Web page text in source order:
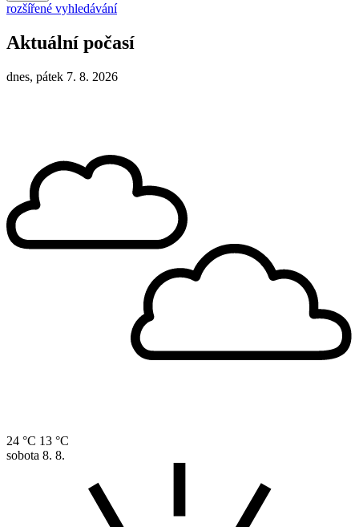
rozšířené vyhledávání
Aktuální počasí
dnes, pátek 7. 8. 2026
24 °C 13 °C
sobota 8. 8.